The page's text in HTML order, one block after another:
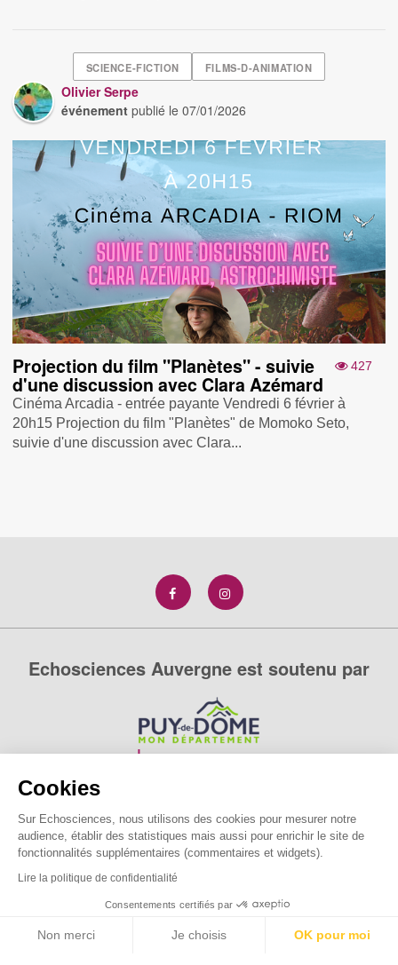
Cookies
Sur Echosciences, nous utilisons des cookies pour mesurer notre
audience, établir des statistiques mais aussi pour enrichir le site de
fonctionnalités supplémentaires (commentaires et widgets).
Lire la politique de confidentialité
Consentements certifiés par
Non merci Je choisis OK pour moi
SCIENCE-FICTION FILMS-D-ANIMATION
Olivier Serpe
événement publié le07/01/2026
427
Projection du film "Planètes" - suivie
d'une discussion avec Clara Azémard
Cinéma Arcadia - entrée payante Vendredi 6 février à
20h15 Projection du film "Planètes" de Momoko Seto,
suivie d'une discussion avec Clara...
Echosciences Auvergne est soutenu par